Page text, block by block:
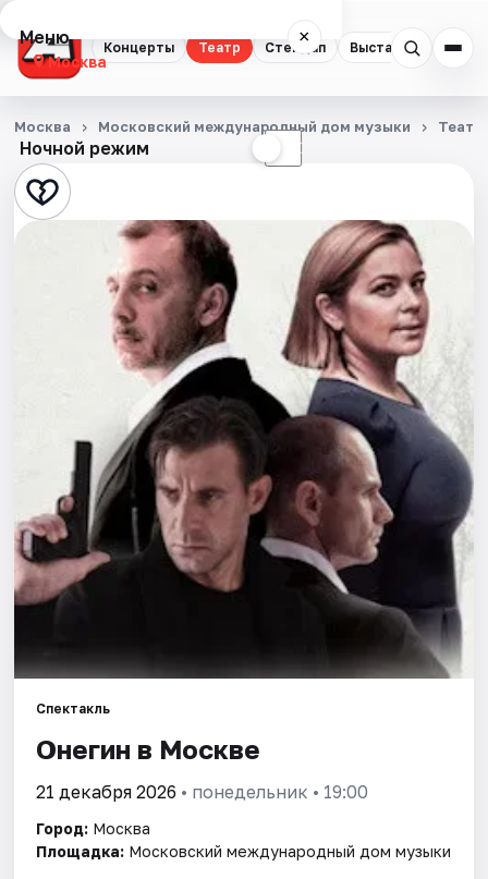
Концерты Театр Стендап Выставки
Меню ×
Москва
Концерты
Театр
Стендап
События
Города
Площадки
Ночной режим ☾
Москва Московский международный дом музыки Театр
Спектакль
Онегин в Москве
21 декабря 2026 • понедельник • 19:00
Город: Москва
Площадка: Московский международный дом музыки